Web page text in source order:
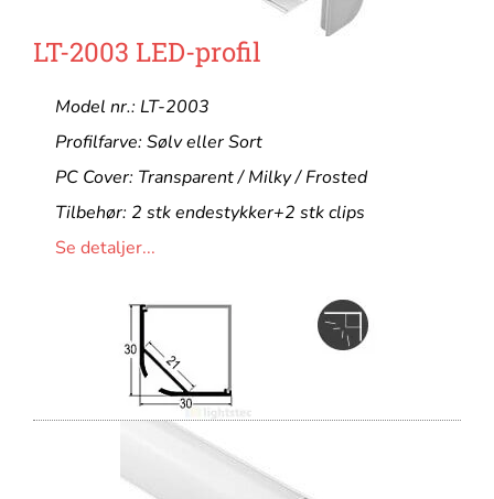
LT-2003 LED-profil
Model nr.: LT-2003
Profilfarve: Sølv eller Sort
PC Cover: Transparent / Milky / Frosted
Tilbehør: 2 stk endestykker+2 stk clips
Se detaljer...